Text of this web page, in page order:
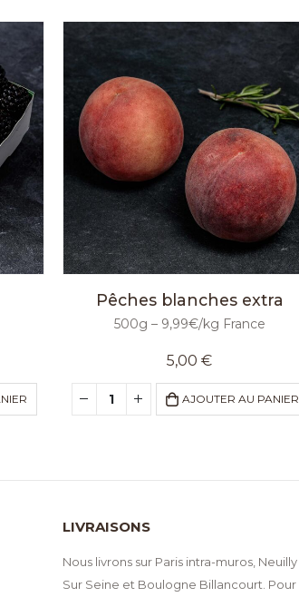
Pêches blanches extra
500g – 9,99€/kg France
5,00 €
AJOUTER AU PANIER
LIVRAISONS
Nous livrons sur Paris intra-muros, Neuilly
Sur Seine et Boulogne Billancourt. Pour